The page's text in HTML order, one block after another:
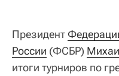
Президент
России (ФСБР)
итоги турниров по